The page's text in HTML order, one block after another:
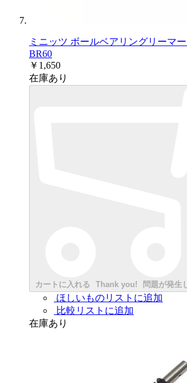
ミニッツ ボールベアリングリーマ
BR60
￥1,650
在庫あり
カートに入れる Thank you! 問題が発生
ほしいものリストに追加
比較リストに追加
在庫あり